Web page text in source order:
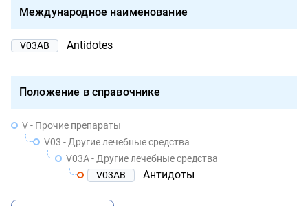
Международное наименование
V03AB Antidotes
Положение в справочнике
V - Прочие препараты
V03 - Другие лечебные средства
V03A - Другие лечебные средства
V03AB
Антидоты